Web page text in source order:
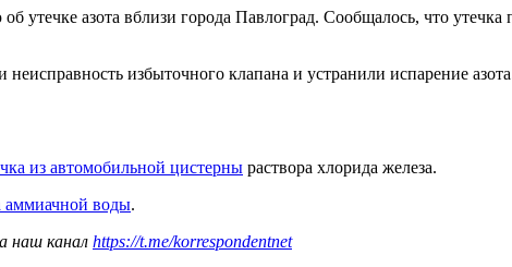
азота вблизи города Павлоград. Сообщалось, что утечка
избыточного клапана и устранили испарение
из автомобильной цистерны раствора хлорида железа.
аммиачной воды.
наш канал https://t.me/korrespondentnet